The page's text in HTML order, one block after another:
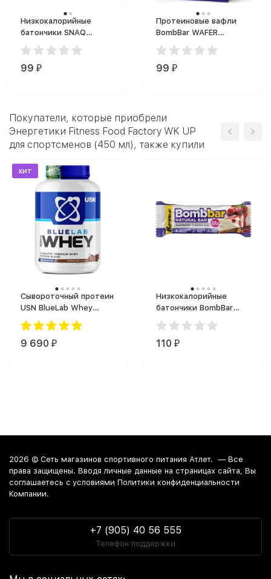
Низкокалорийные
батончики SNAQ
FABRIQ Milky SNAQ
FABRIQ (34 г)
99 ₽
Протеиновые вафли
BombBar WAFER
батончик вафельный
1x20 (32 г)
99 ₽
Покупатели, которые приобрели
Энергетики Fitness Food Factory WK UP
для спортсменов (450 мл), также купили
хит
Сывороточный протеин
USN BlueLab Whey
(2000 г)
9 690 ₽
Низкокалорийные
батончики BombBar
Protein Bar (60 г)
110 ₽
2026 © Сеть магазинов спортивного питания Атлет. — Все
права защищены. Вводя личные данные на страницах сайта, Вы
соглашаетесь c условиями Политики конфиденциальности
Компании.
+7 (905) 40 56 555
Телефон поддержки